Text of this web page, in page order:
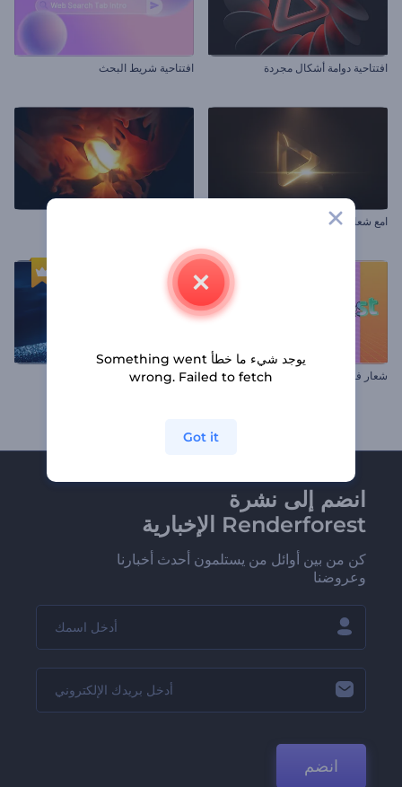
افتتاحية دوامة أشكال مجردة افتتاحية شريط البحث
امع شعار معدني
شعار فترة الثمانينات المرح افتتاحية النجوم المشتعلة
انضم إلى نشرة
Renderforest الإخبارية
كن من بين أوائل من يستلمون أحدث أخبارنا
وعروضنا
انضم
يوجد شيء ما خطأ Something went
wrong. Failed to fetch
Got it